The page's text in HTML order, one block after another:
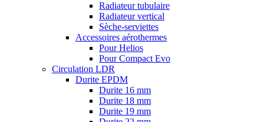
Radiateur tubulaire
Radiateur vertical
Sèche-serviettes
Accessoires aérothermes
Pour Helios
Pour Compact Evo
Circulation LDR
Durite EPDM
Durite 16 mm
Durite 18 mm
Durite 19 mm